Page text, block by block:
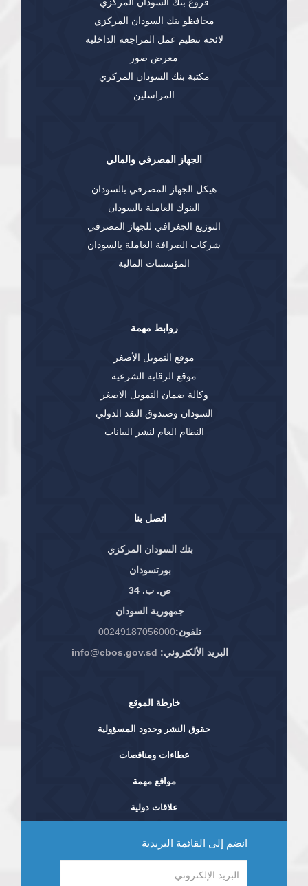
اتصل بنا
بنك السودان المركزي
بورتسودان
ص. ب. 34
جمهورية السودان
تلفون:00249187056000
البريد الألكتروني: info@cbos.gov.sd
محافظو بنك السودان المركزي
لائحة تنظيم عمل المراجعة الداخلية
معرض صور
مكتبة بنك السودان المركزي
المراسلين
الجهاز المصرفي والمالي
هيكل الجهاز المصرفي بالسودان
البنوك العاملة بالسودان
التوزيع الجغرافي للجهاز المصرفي
شركات الصرافة العاملة بالسودان
المؤسسات المالية
روابط مهمة
موقع التمويل الأصغر
موقع الرقابة الشرعية
وكالة ضمان التمويل الاصغر
السودان وصندوق النقد الدولي
النظام العام لنشر البيانات
خارطة الموقع
حقوق النشر وحدود المسؤولية
عطاءات ومناقصات
مواقع مهمة
علاقات دولية
انضم إلى القائمة البريدية